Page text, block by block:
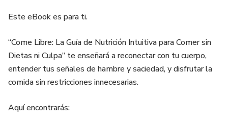
Este eBook es para ti.
“Come Libre: La Guía de Nutrición Intuitiva para Comer sin
Dietas ni Culpa” te enseñará a reconectar con tu cuerpo,
entender tus señales de hambre y saciedad, y disfrutar la
comida sin restricciones innecesarias.
Aquí encontrarás: